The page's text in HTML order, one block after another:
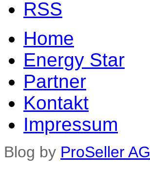
Home
Energy Star
Partner
Kontakt
Impressum
Blog by ProSeller AG